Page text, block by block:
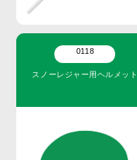
0118
スノーレジャー用ヘルメット